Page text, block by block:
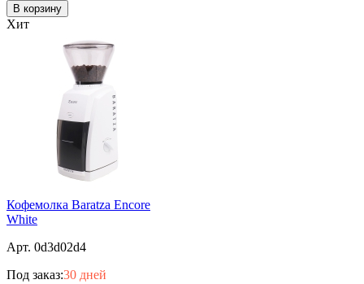
В корзину
Хит
Кофемолка Baratza Encore
White
Арт. 0d3d02d4
Под заказ:30 дней